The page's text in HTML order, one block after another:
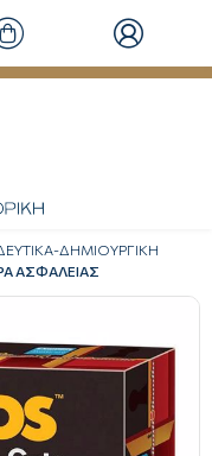
ΔΗΜΙΟΥΡΓΙΚΗ
ΑΣΦΑΛΕΙΑΣ